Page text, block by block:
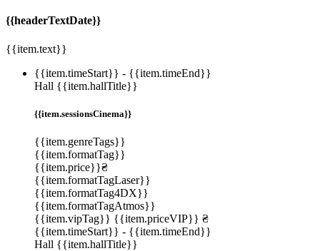
{{headerTextDate}}
{{item.text}}
{{item.timeStart}} - {{item.timeEnd}}
Hall {{item.hallTitle}}
{{item.sessionsCinema}}
{{item.genreTags}}
{{item.formatTag}}
{{item.price}}₴
{{item.formatTagLaser}}
{{item.formatTag4DX}}
{{item.formatTagAtmos}}
{{item.vipTag}} {{item.priceVIP}} ₴
{{item.timeStart}} - {{item.timeEnd}}
Hall {{item.hallTitle}}